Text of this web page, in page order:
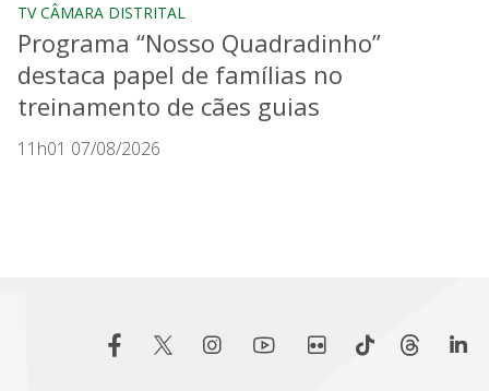
TV CÂMARA DISTRITAL
Programa “Nosso Quadradinho”
destaca papel de famílias no
treinamento de cães guias
11h01 07/08/2026